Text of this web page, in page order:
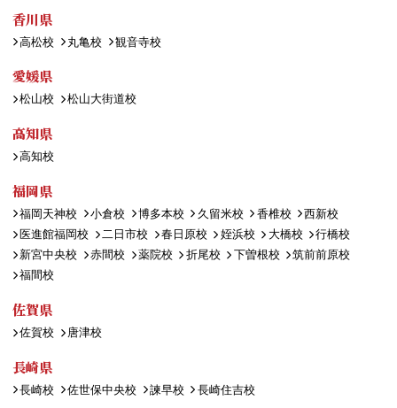
香川県
高松校 丸亀校 観音寺校
愛媛県
松山校 松山大街道校
高知県
高知校
福岡県
福岡天神校 小倉校 博多本校 久留米校 香椎校
西新校
医進館福岡校
二日市校 春日原校 姪浜校 大橋校
行橋校
新宮中央校
赤間校 薬院校 折尾校 下曽根校
筑前前原校
福間校
佐賀県
佐賀校 唐津校
長崎県
長崎校 佐世保中央校 諫早校 長崎住吉校